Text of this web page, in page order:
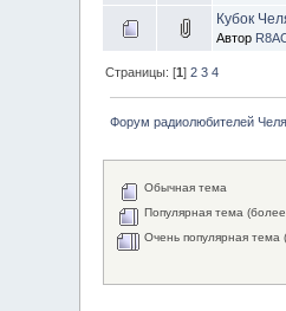
Кубок
Автор
Страницы: [1]2 3 4
Форум радиолюбителей
Обычная тема
Популярная тема
Очень популярная тема